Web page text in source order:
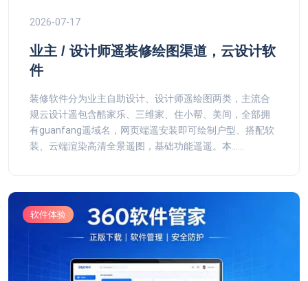
2026-07-17
业主 / 设计师遥装修绘图渠道，云设计软
件
装修软件分为业主自助设计、设计师遥绘图两类，主流合
规云设计遥包含酷家乐、三维家、住小帮、美间，全部拥
有guanfang遥域名，网页端遥安装即可绘制户型、搭配软
装、云端渲染高清全景遥图，基础功能遥遥。本......
软件体验